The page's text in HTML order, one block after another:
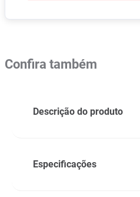
Confira também
Descrição do produto
Especificações